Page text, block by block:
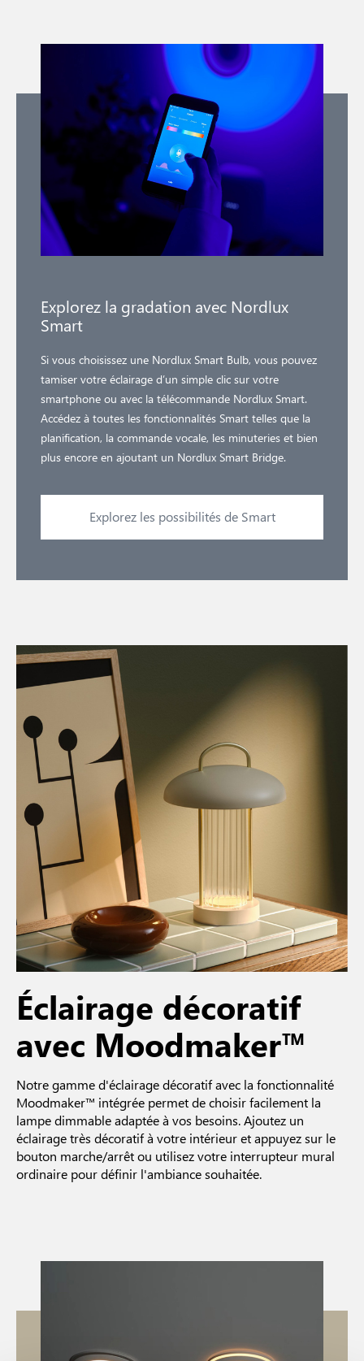
Explorez la gradation avec Nordlux
Smart
Si vous choisissez une Nordlux Smart Bulb, vous pouvez
tamiser votre éclairage d’un simple clic sur votre
smartphone ou avec la télécommande Nordlux Smart.
Accédez à toutes les fonctionnalités Smart telles que la
planification, la commande vocale, les minuteries et bien
plus encore en ajoutant un Nordlux Smart Bridge.
Explorez les possibilités de Smart
Éclairage décoratif
avec Moodmaker™
Notre gamme d'éclairage décoratif avec la fonctionnalité
Moodmaker™ intégrée permet de choisir facilement la
lampe dimmable adaptée à vos besoins. Ajoutez un
éclairage très décoratif à votre intérieur et appuyez sur le
bouton marche/arrêt ou utilisez votre interrupteur mural
ordinaire pour définir l'ambiance souhaitée.